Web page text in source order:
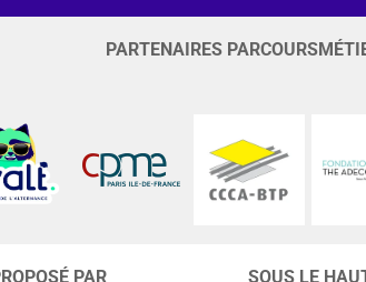
PARTENAIRES
PAR SOUS LE